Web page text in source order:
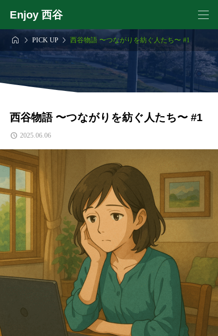
Enjoy 西谷
  PICK UP  西谷物語 〜つながりを紡ぐ人たち〜 #1
西谷物語 〜つながりを紡ぐ人たち〜 #1
2025.06.06